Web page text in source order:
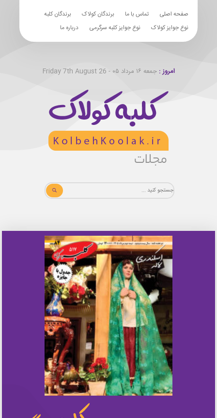
صفحه اصلی تماس با ما برندگان کولاک
برندگان کلبه
نوع جوایز کولاک
نوع جوایز کلبه سرگرمی درباره ما
امروز :جمعه ۱۶ مرداد ۰۵ - Friday 7th August 26